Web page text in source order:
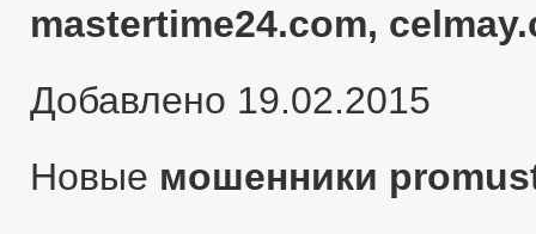
mastertime24.com,
Добавлено 19.02.2015
Новые мошенники